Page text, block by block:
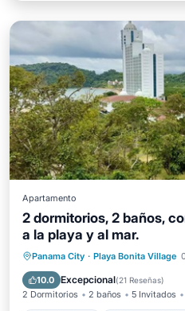
Apartamento
2 dormitorios, 2 baños,
a la playa y al mar.
Panama City · Playa Bonita Village
10.0 Excepcional(21 Reseñas)
2 Dormitorios 2 baños 5 Invitados
Frente al mar
Aparcamiento